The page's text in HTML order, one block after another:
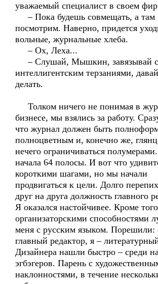
уважаемый специалист в своем
– Пока будешь совмещать, а там
посмотрим. Наверно, придется
вольные, журнальные хлеба.
– Ох, Леха...
– Слушай, Мышкин, завязывай
интеллигентским терзаниями,
делать.
Толком ничего не понимая в
бизнесе, мы взялись за работу.
что журнал должен быть
полноцветным и, конечно же,
нечего ограничиваться
начала 64 полосы. И вот что
короткими шагами, но мы начали
продвигаться к цели. Долго
друг на друга должность главного
Я оказался настойчивее. Кроме
организаторскими способностями
меня с русским языком. Порешили:
главный редактор, я –
Дизайнера нашли быстро – среди
эгбэгеров. Парень с
наклонностями, в течение